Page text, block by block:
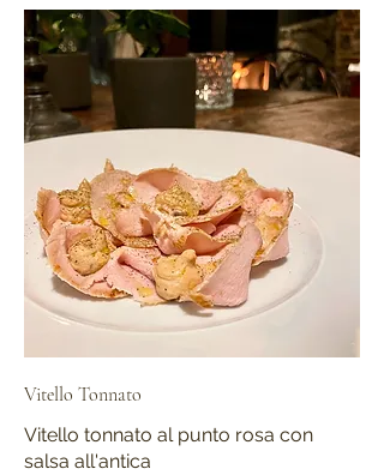
Vitello Tonnato
Vitello tonnato al punto rosa con
salsa all'antica